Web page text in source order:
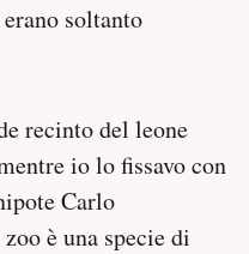
soltanto
recinto del leone
io lo fissavo con
Carlo
è una specie di